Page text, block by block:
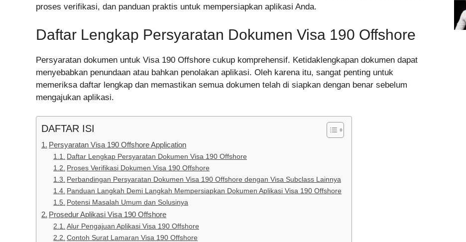
proses verifikasi, dan panduan praktis untuk mempersiapkan aplikasi Anda.
Daftar Lengkap Persyaratan Dokumen Visa 190 Offshore
Persyaratan dokumen untuk Visa 190 Offshore cukup komprehensif. Ketidaklengkapan dokumen dapat
menyebabkan penundaan atau bahkan penolakan aplikasi. Oleh karena itu, sangat penting untuk
memeriksa daftar lengkap dan memastikan semua dokumen telah di siapkan dengan benar sebelum
mengajukan aplikasi.
DAFTAR ISI
Persyaratan Visa 190 Offshore Application
Daftar Lengkap Persyaratan Dokumen Visa 190 Offshore
Proses Verifikasi Dokumen Visa 190 Offshore
Perbandingan Persyaratan Dokumen Visa 190 Offshore dengan Visa Subclass Lainnya
Panduan Langkah Demi Langkah Mempersiapkan Dokumen Aplikasi Visa 190 Offshore
Potensi Masalah Umum dan Solusinya
Prosedur Aplikasi Visa 190 Offshore
Alur Pengajuan Aplikasi Visa 190 Offshore
Contoh Surat Lamaran Visa 190 Offshore